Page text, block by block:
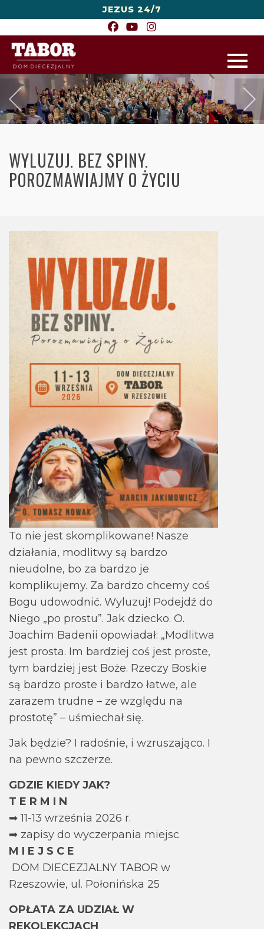
JEZUS 24/7
WYLUZUJ. BEZ SPINY.
POROZMAWIAJMY O ŻYCIU
To nie jest skomplikowane! Nasze
działania, modlitwy są bardzo
nieudolne, bo za bardzo je
komplikujemy. Za bardzo chcemy coś
Bogu udowodnić. Wyluzuj! Podejdź do
Niego „po prostu”. Jak dziecko. O.
Joachim Badenii opowiadał: „Modlitwa
jest prosta. Im bardziej coś jest proste,
tym bardziej jest Boże. Rzeczy Boskie
są bardzo proste i bardzo łatwe, ale
zarazem trudne – ze względu na
prostotę” – uśmiechał się.
Jak będzie? I radośnie, i wzruszająco. I
na pewno szczerze.
GDZIE KIEDY JAK?
T E R M I N
➡ 11-13 września 2026 r.
➡ zapisy do wyczerpania miejsc
M I E J S C E
DOM DIECEZJALNY TABOR w
Rzeszowie, ul. Połonińska 25
OPŁATA ZA UDZIAŁ W
REKOLEKCJACH